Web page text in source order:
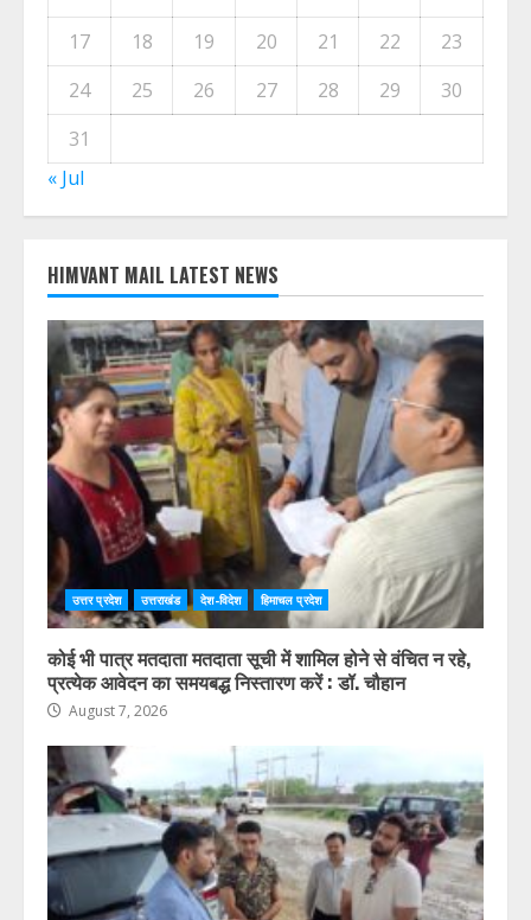
17
18 19 20 21 22
23
24
25 26 27 28 29
30
31
« Jul
HIMVANT MAIL LATEST NEWS
उत्तर प्रदेश उत्तराखंड देश-विदेश हिमाचल प्रदेश
कोई भी पात्र मतदाता मतदाता सूची में शामिल होने से वंचित न रहे,
प्रत्येक आवेदन का समयबद्ध निस्तारण करें : डॉ. चौहान
August 7, 2026